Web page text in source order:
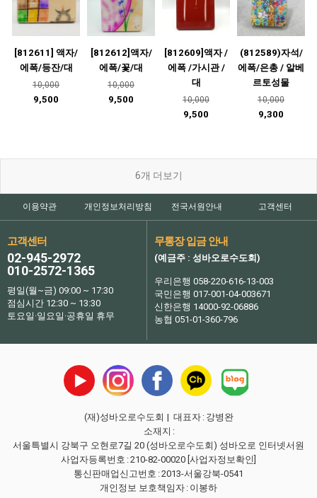
[812611] 액자/
에폭/등잔/대
10,000
9,500
[812612]액자/
에폭/꽃/대
10,000
9,500
[812609]액자 /
에폭 /가시관 /
대
10,000
9,500
(812589)자석/
에폭/은총 / 알베
르토성물
10,000
9,300
6개 더보기
이용약관 개인정보처리방침 전국서원안내 고객센터
고객센터
02-945-2972
010-2572-1365
평일(월~금) 09:00 ~ 17:30
점심시간 12:30 ~ 13:30
토요일·일요일·공휴일 휴무
무통장 입금 안내
(예금주 : 성바오로수도회)
우리은행 058-220-616-13-003
국민은행 017-001-04-003671
신한은행 14000-92-06886
농협 051-01-360-796
(재)성바오로수도회 | 대표자 : 강병완
소재지 :
서울특별시 강북구 오현로7길 20 (성바오로수도회) 성바오로 인터넷서원
사업자등록번호 :210-82-00020 [사업자정보확인]
통신판매업신고번호 :2013-서울강북-0541
개인정보 보호책임자 : 이봉하